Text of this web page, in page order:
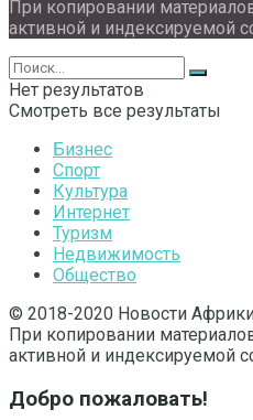
При копировании
активной и индексируемой
Нет результатов
Смотреть все результаты
Бизнес
Спорт
Культура
Интернет
Туризм
Недвижимость
Общество
© 2018-2020 Новости
При копировании
активной и индексируемой
Добро пожаловать!